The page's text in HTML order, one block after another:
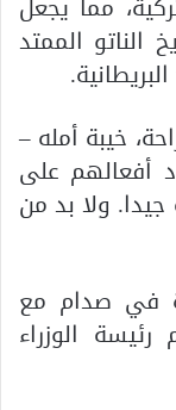
الممتد
خيبة أمله –
أفعالهم على
ولا بد من
في صدام مع
الوزراء